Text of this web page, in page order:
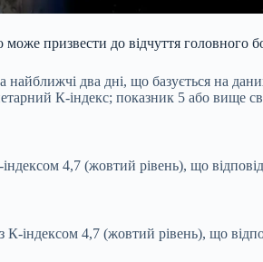
призвести до відчуття головного
найближчі два дні, що базується на
К-індекс; показник 5 або вище
4,7 (жовтий рівень), що
К-індексом 4,7 (жовтий рівень), що